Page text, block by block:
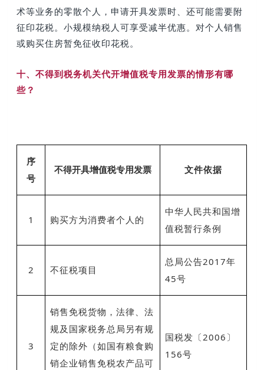
术等业务的零散个人，申请开具发票时、还可能需要附
征印花税。小规模纳税人可享受减半优惠。对个人销售
或购买住房暂免征收印花税。
十、不得到税务机关代开增值税专用发票的情形有哪
些？
序
号
不得开具增值税专用发票 文件依据
1 购买方为消费者个人的
中华人民共和国增
值税暂行条例
2 不征税项目
总局公告2017年
45号
3
销售免税货物，法律、法
规及国家税务总局另有规
定的除外（如国有粮食购
销企业销售免税农产品可
国税发〔2006〕
156号